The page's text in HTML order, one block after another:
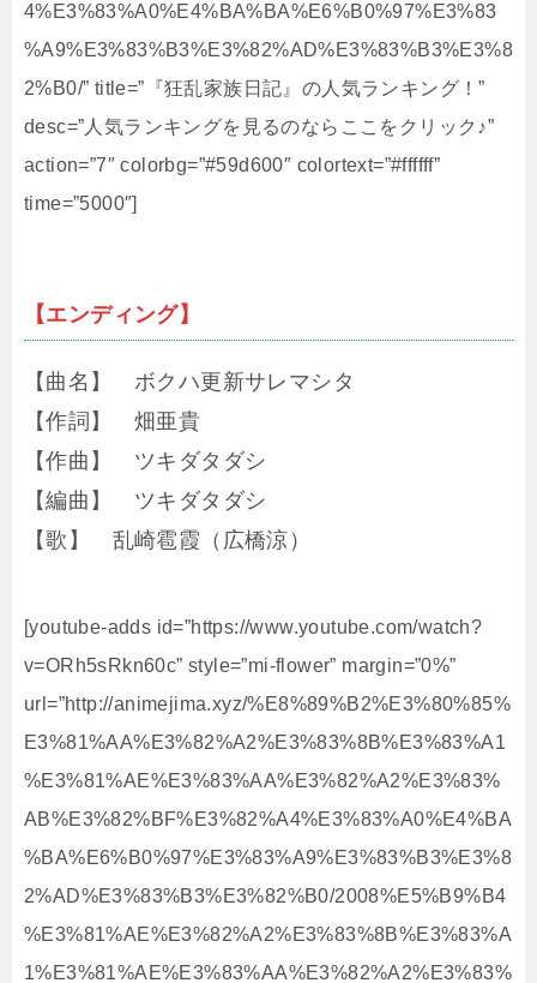
4%E3%83%A0%E4%BA%BA%E6%B0%97%E3%83
%A9%E3%83%B3%E3%82%AD%E3%83%B3%E3%8
2%B0/” title=”『狂乱家族日記』の人気ランキング！”
desc=”人気ランキングを見るのならここをクリック♪”
action=”7″ colorbg=”#59d600″ colortext=”#ffffff”
time=”5000″]
【エンディング】
【曲名】 ボクハ更新サレマシタ
【作詞】 畑亜貴
【作曲】 ツキダタダシ
【編曲】 ツキダタダシ
【歌】 乱崎雹霞（広橋涼）
[youtube-adds id=”https://www.youtube.com/watch?
v=ORh5sRkn60c” style=”mi-flower” margin=”0%”
url=”http://animejima.xyz/%E8%89%B2%E3%80%85%
E3%81%AA%E3%82%A2%E3%83%8B%E3%83%A1
%E3%81%AE%E3%83%AA%E3%82%A2%E3%83%
AB%E3%82%BF%E3%82%A4%E3%83%A0%E4%BA
%BA%E6%B0%97%E3%83%A9%E3%83%B3%E3%8
2%AD%E3%83%B3%E3%82%B0/2008%E5%B9%B4
%E3%81%AE%E3%82%A2%E3%83%8B%E3%83%A
1%E3%81%AE%E3%83%AA%E3%82%A2%E3%83%